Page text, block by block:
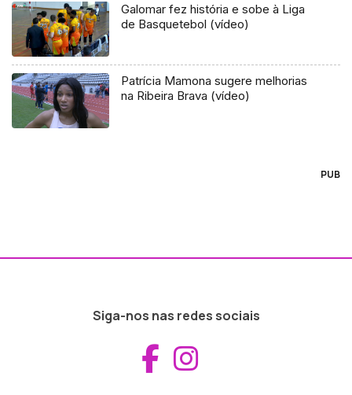
Galomar fez história e sobe à Liga
de Basquetebol (vídeo)
Patrícia Mamona sugere melhorias
na Ribeira Brava (vídeo)
PUB
Siga-nos nas redes sociais
Aceder ao